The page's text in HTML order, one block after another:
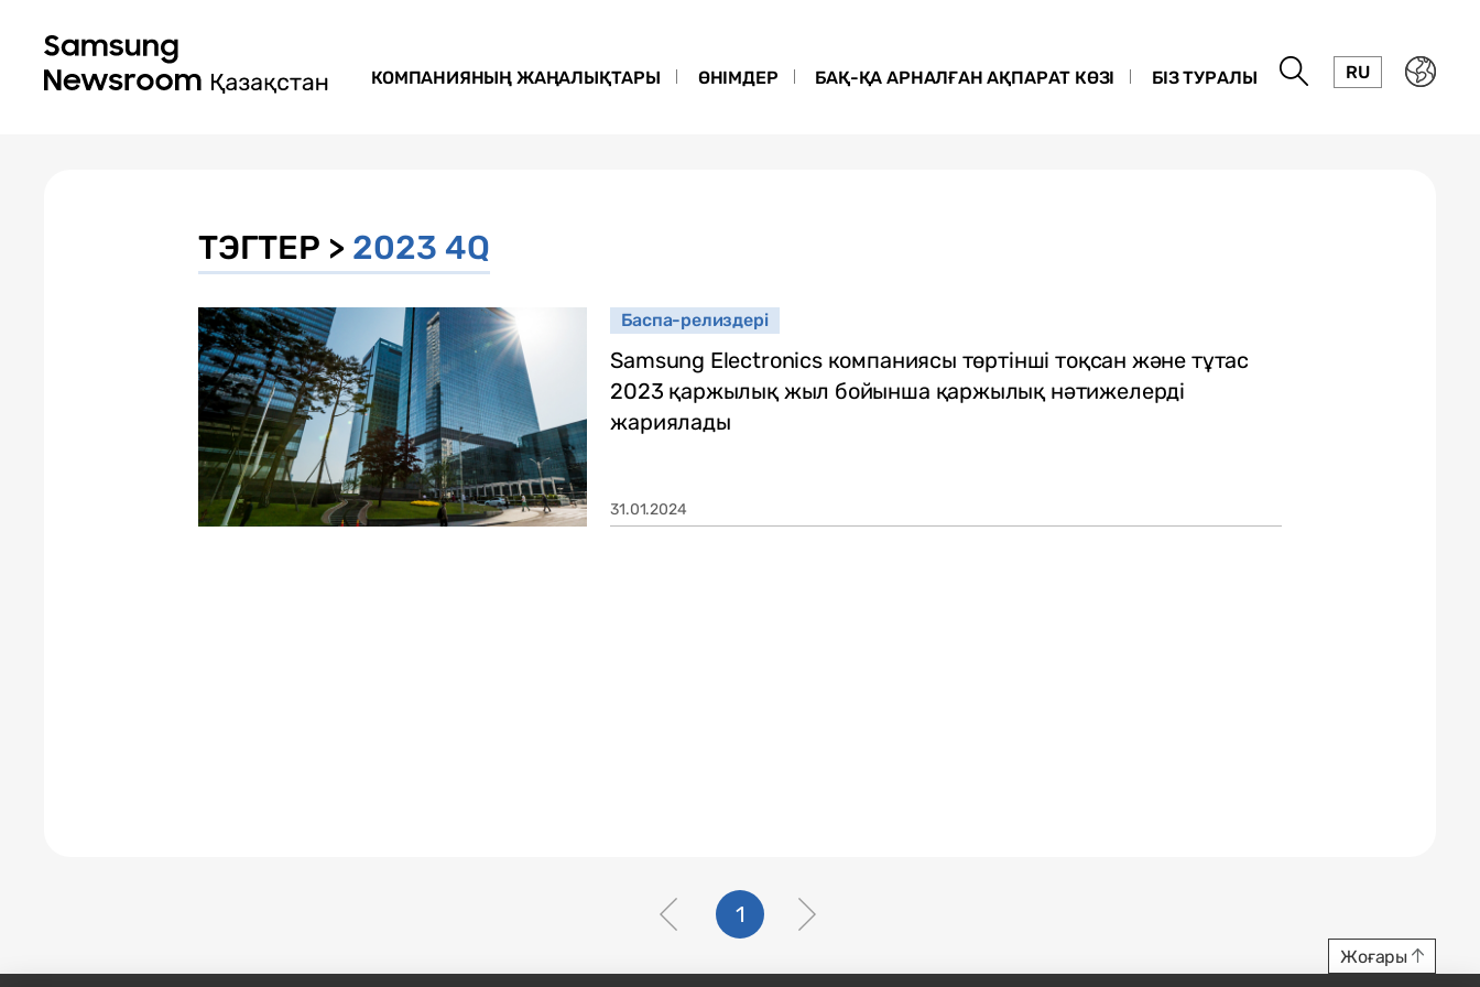
КОМПАНИЯНЫҢ ЖАҢАЛЫҚТАРЫ ӨНІМДЕР БАҚ-ҚА АРНАЛҒАН АҚПАРАТ КӨЗІ БІЗ ТУРАЛЫ RU
ТЭГТЕР > 2023 4Q
Баспа-релиздері
Samsung Electronics компаниясы төртінші тоқсан және тұтас
2023 қаржылық жыл бойынша қаржылық нәтижелерді
жариялады
31.01.2024
1
Жоғары